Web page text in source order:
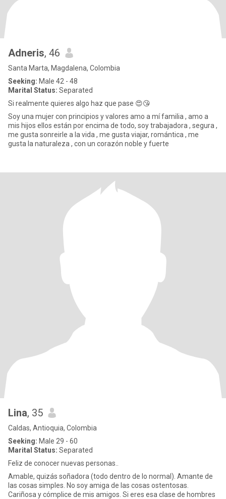
Adneris, 46
Santa Marta, Magdalena, Colombia
Seeking: Male 42 - 48
Marital Status: Separated
Si realmente quieres algo haz que pase 😍😘
Soy una mujer con principios y valores amo a mí familia , amo a
mis hijos ellos están por encima de todo, soy trabajadora , segura ,
me gusta sonreirle a la vida , me gusta viajar, romántica , me
gusta la naturaleza , con un corazón noble y fuerte
Lina, 35
Caldas, Antioquia, Colombia
Seeking: Male 29 - 60
Marital Status: Separated
Feliz de conocer nuevas personas..
Amable, quizás soñadora (todo dentro de lo normal). Amante de
las cosas simples. No soy amiga de las cosas ostentosas.
Cariñosa y cómplice de mis amigos. Si eres esa clase de hombres